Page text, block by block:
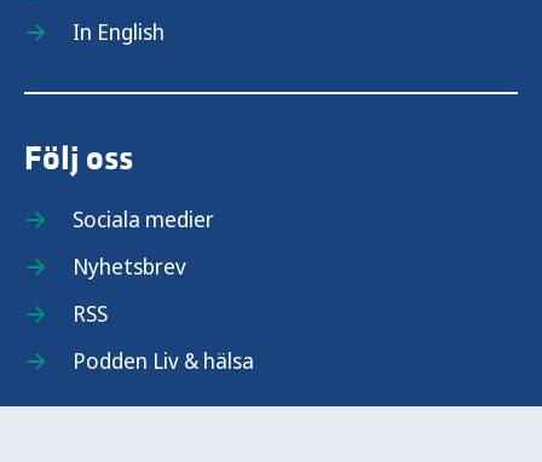
In English
Följ oss
Sociala medier
Nyhetsbrev
RSS
Podden Liv & hälsa